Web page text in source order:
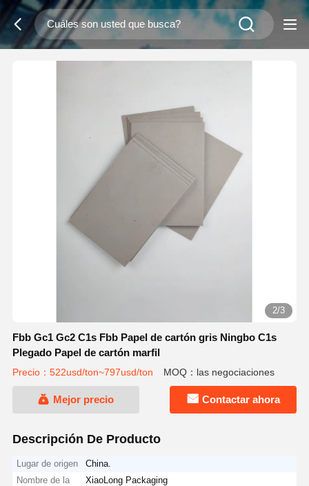
2/3
Fbb Gc1 Gc2 C1s Fbb Papel de cartón gris Ningbo C1s
Plegado Papel de cartón marfil
Precio：522usd/ton~797usd/ton MOQ：las negociaciones
Mejor precio Contactar ahora
Descripción De Producto
Lugar de origen
China.
Nombre de la
XiaoLong Packaging